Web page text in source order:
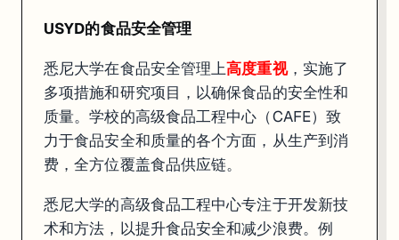
在课程设置上，悉尼大学提供多种与食品安全相关的课程，旨在培养
USYD的食品安全管理
悉尼大学在食品安全管理上高度重视，实施了
多项措施和研究项目，以确保食品的安全性和
质量。学校的高级食品工程中心（CAFE）致
力于食品安全和质量的各个方面，从生产到消
费，全方位覆盖食品供应链。
悉尼大学的高级食品工程中心专注于开发新技
术和方法，以提升食品安全和减少浪费。例